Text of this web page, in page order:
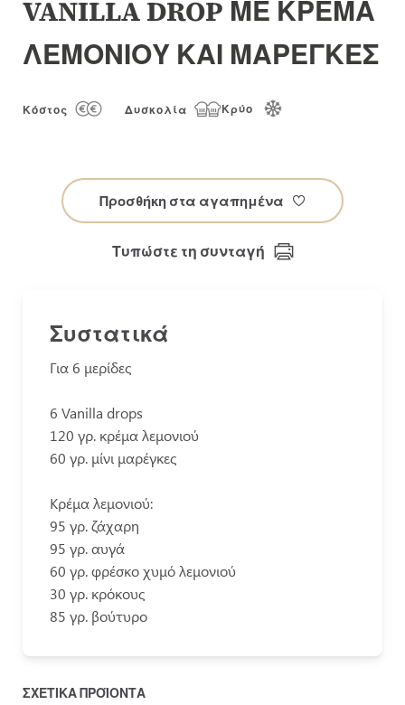
συλλογής
εικόνων
VANILLA DROP ΜΕ ΚΡΕΜΑ
ΛΕΜΟΝΙΟΥ ΚΑΙ ΜΑΡΕΓΚΕΣ
Κόστος Δυσκολία Κρύο
Προσθήκη στα αγαπημένα
Τυπώστε τη συνταγή
Συστατικά
Για 6 μερίδες
6 Vanilla drops
120 γρ. κρέμα λεμονιού
60 γρ. μίνι μαρέγκες
Κρέμα λεμονιού:
95 γρ. ζάχαρη
95 γρ. αυγά
60 γρ. φρέσκο χυμό λεμονιού
30 γρ. κρόκους
85 γρ. βούτυρο
ΣΧΕΤΙΚΆ ΠΡΟΪΌΝΤΑ